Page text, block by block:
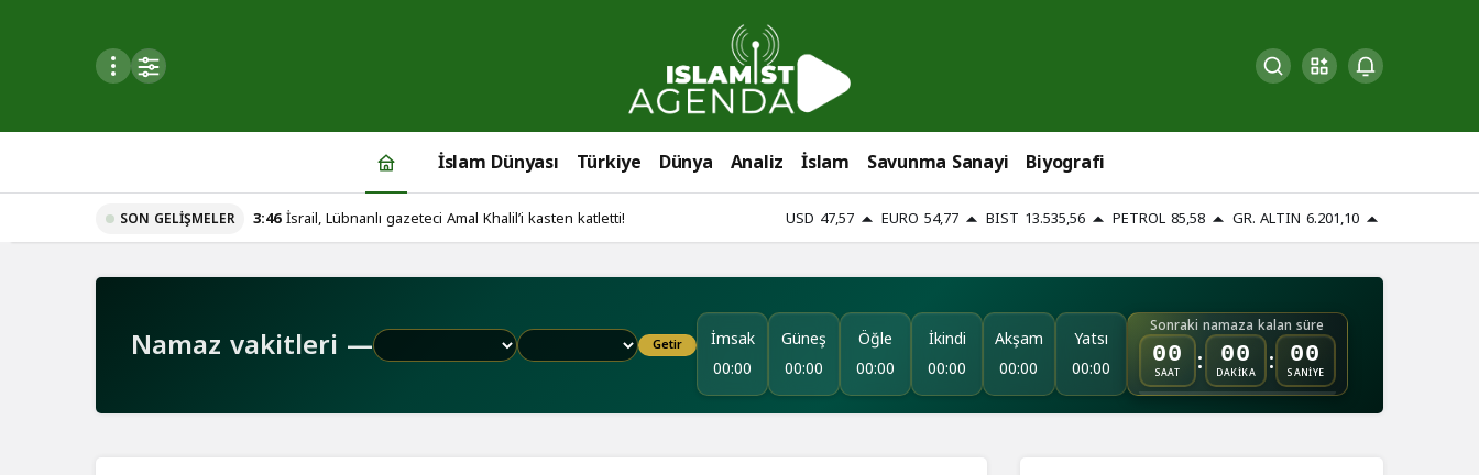
Mod
İslam Dünyası Türkiye Dünya Analiz İslam Savunma Sanayi Biyografi
SON GELIŞMELER 3:46 İsrail, Lübnanlı gazeteci Amal Khalil’i kasten katletti! USD 47,57 EURO 54,77 BIST 13.535,56 PETROL 85,58 GR. ALTIN 6.201,10
Namaz vakitleri — Getir
İmsak
00:00
Güneş
00:00
Öğle
00:00
İkindi
00:00
Akşam
00:00
Yatsı
00:00
Sonraki namaza kalan süre
00
SAAT : 00
DAKİKA : 00
SANİYE